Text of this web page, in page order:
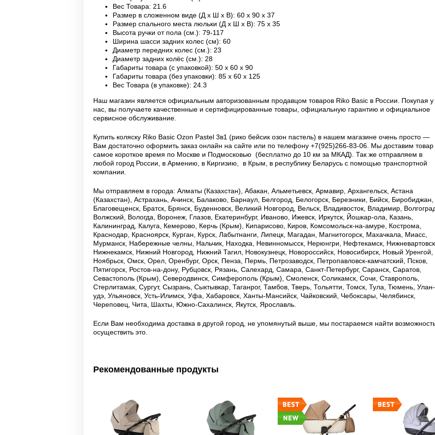
Вес Товара: 21.6
Размер в сложенном виде (Д x Ш x В): 60 x 90 x 37
Размер спального места люльки (Д x Ш x В): 75 x 35
Высота ручки от пола (см.): 79-117
Ширина шасси задних колес (см): 60
Диаметр передних колес (см.): 23
Диаметр задних колёс (см.): 28
Габариты товара (с упаковкой): 50 x 60 x 90
Габариты товара (без упаковки): 85 x 60 x 125
Вес Товара (в упаковке): 24.3
Наш магазин является официальным авторизованным продавцом товаров Riko Basic в России.
Покупая у
нас, вы получаете качественные и сертифицированные товары, официальную гарантию и официальное
сервисное обслуживание.
Купить коляску Riko Basic Ozon Pastel 3в1 (рико бейсик озон пастель) в нашем магазине очень просто —
Вам достаточно оформить заказ онлайн на сайте или по телефону +7(925)266-83-06. Мы доставим
самое короткое время по Москве и Подмосковью (бесплатно до 10 км за МКАД). Так же отправляем в
любой город России, в Армению, в Киргизию, в Крым, в республику Беларусь с помощью транспортной
компании.
Мы отправляем в города: Алматы (Казахстан), Абакан, Альметьевск, Армавир, Архангельск, Астана
(Казахстан), Астрахань, Ачинск, Балаково, Барнаул, Белгород, Белогорск, Березники, Бийск, Биробиджан,
Благовещенск, Братск, Брянск, Буденновск, Великий Новгород, Вельск, Владивосток, Владимир,
Волжский, Вологда, Воронеж, Глазов, Екатеринбург, Иваново, Ижевск, Иркутск, Йошкар-ола, Казань,
Калининград, Калуга, Кемерово, Керчь (Крым), Кипарисово, Киров, Комсомольск-на-амуре, Кострома,
Краснодар, Красноярск, Курган, Курск, Лабытнанги, Липецк, Магадан, Магнитогорск, Махачкала, Миасс,
Мурманск, Набережные челны, Нальчик, Находка, Невинномысск, Нерюнгри, Нефтекамск,
Нижнекамск, Нижний Новгород, Нижний Тагил, Новокузнецк, Новороссийск, Новосибирск, Новый Уренгой,
Ноябрьск, Омск, Орел, Оренбург, Орск, Пенза, Пермь, Петрозаводск, Петропавловск-камчатский, Псков,
Пятигорск, Ростов-на-дону, Рубцовск, Рязань, Салехард, Самара, Санкт-Петербург, Саранск, Саратов,
Севастополь (Крым), Северодвинск, Симферополь (Крым), Смоленск, Соликамск, Сочи, Ставрополь,
Стерлитамак, Сургут, Сызрань, Сыктывкар, Таганрог, Тамбов, Тверь, Тольятти, Томск, Тула, Тюмень, Улан-
удэ, Ульяновск, Усть-Илимск, Уфа, Хабаровск, Ханты-Мансийск, Чайковский, Чебоксары, Челябинск,
Череповец, Чита, Шахты, Южно-Сахалинск, Якутск, Ярославль.
Если Вам необходима доставка в другой город, не упомянутый выше, мы постараемся найти
осуществить это.
Рекомендованные продукты